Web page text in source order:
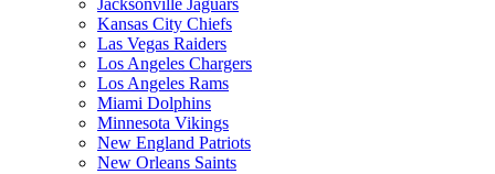
Kansas City Chiefs
Las Vegas Raiders
Los Angeles Chargers
Los Angeles Rams
Miami Dolphins
Minnesota Vikings
New England Patriots
New Orleans Saints